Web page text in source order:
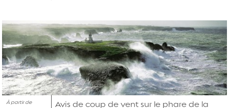
À partir de Avis de coup de vent sur le phare de la